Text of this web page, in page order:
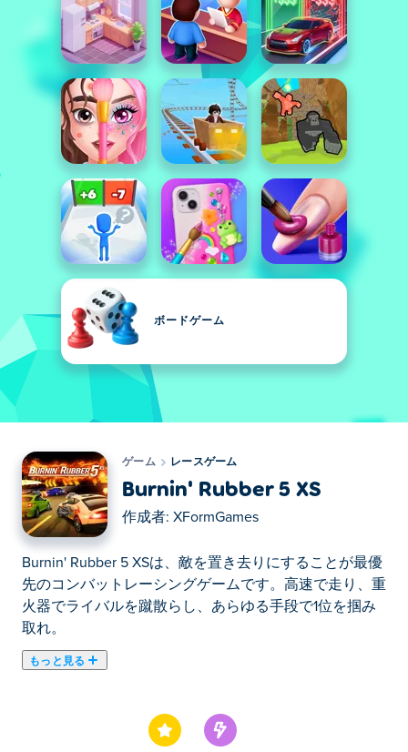
ボードゲーム
ゲーム レースゲーム
Burnin' Rubber 5 XS
作成者: XFormGames
Burnin' Rubber 5 XSは、敵を置き去りにすることが最優
先のコンバットレーシングゲームです。高速で走り、重
火器でライバルを蹴散らし、あらゆる手段で1位を掴み
取れ。
もっと見る